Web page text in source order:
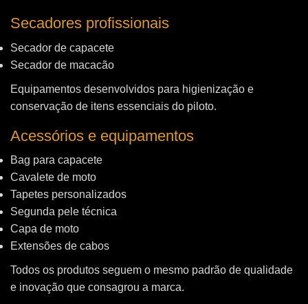
Secadores profissionais
Secador de capacete
Secador de macacão
Equipamentos desenvolvidos para higienização e
conservação de itens essenciais do piloto.
Acessórios e equipamentos
Bag para capacete
Cavalete de moto
Tapetes personalizados
Segunda pele técnica
Capa de moto
Extensões de cabos
Todos os produtos seguem o mesmo padrão de qualidade
e inovação que consagrou a marca.